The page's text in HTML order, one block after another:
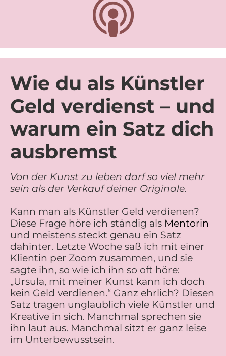
Wie du als Künstler
Geld verdienst – und
warum ein Satz dich
ausbremst
Von der Kunst zu leben darf so viel mehr
sein als der Verkauf deiner Originale.
Kann man als Künstler Geld verdienen?
Diese Frage höre ich ständig als Mentorin
und meistens steckt genau ein Satz
dahinter. Letzte Woche saß ich mit einer
Klientin per Zoom zusammen, und sie
sagte ihn, so wie ich ihn so oft höre:
„Ursula, mit meiner Kunst kann ich doch
kein Geld verdienen.“ Ganz ehrlich? Diesen
Satz tragen unglaublich viele Künstler und
Kreative in sich. Manchmal sprechen sie
ihn laut aus. Manchmal sitzt er ganz leise
im Unterbewusstsein.